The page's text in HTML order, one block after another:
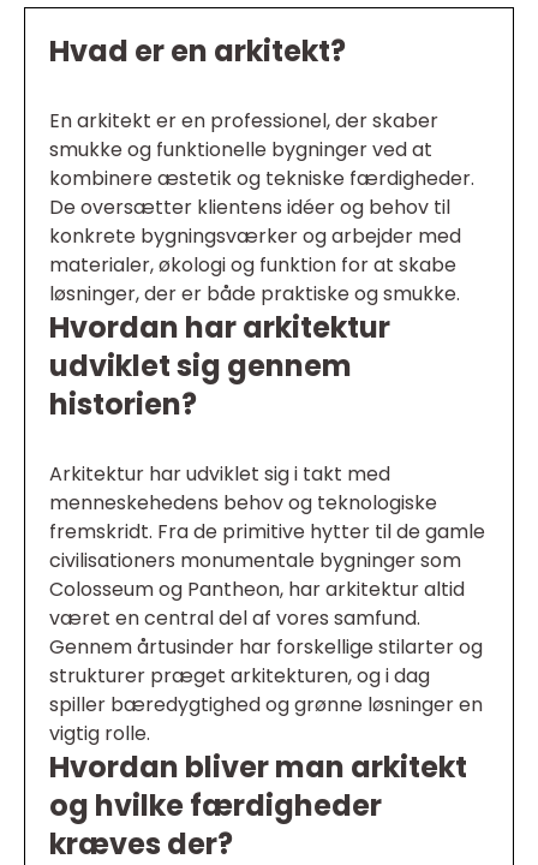
Hvad er en arkitekt?
En arkitekt er en professionel, der skaber
smukke og funktionelle bygninger ved at
kombinere æstetik og tekniske færdigheder.
De oversætter klientens idéer og behov til
konkrete bygningsværker og arbejder med
materialer, økologi og funktion for at skabe
løsninger, der er både praktiske og smukke.
Hvordan har arkitektur
udviklet sig gennem
historien?
Arkitektur har udviklet sig i takt med
menneskehedens behov og teknologiske
fremskridt. Fra de primitive hytter til de gamle
civilisationers monumentale bygninger som
Colosseum og Pantheon, har arkitektur altid
været en central del af vores samfund.
Gennem årtusinder har forskellige stilarter og
strukturer præget arkitekturen, og i dag
spiller bæredygtighed og grønne løsninger en
vigtig rolle.
Hvordan bliver man arkitekt
og hvilke færdigheder
kræves der?